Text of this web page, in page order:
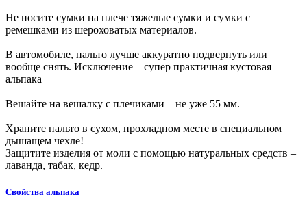
Не носите сумки на плече тяжелые сумки и сумки с
ремешками из шероховатых материалов.
В автомобиле, пальто лучше аккуратно подвернуть или
вообще снять. Исключение – супер практичная кустовая
альпака
Вешайте на вешалку с плечиками – не уже 55 мм.
Храните пальто в сухом, прохладном месте в специальном
дышащем чехле!
Защитите изделия от моли с помощью натуральных средств –
лаванда, табак, кедр.
Свойства альпака